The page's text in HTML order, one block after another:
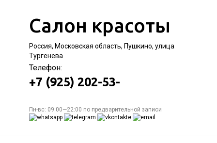
Салон красоты
Россия, Московская область, Пушкино, улица
Тургенева
Телефон:
+7 (925) 202-53-
Пн-вс: 09:00—22:00 по предварительной записи